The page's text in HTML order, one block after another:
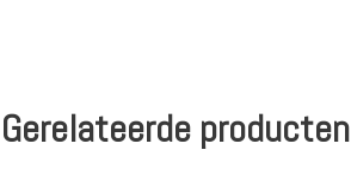
Gerelateerde producten